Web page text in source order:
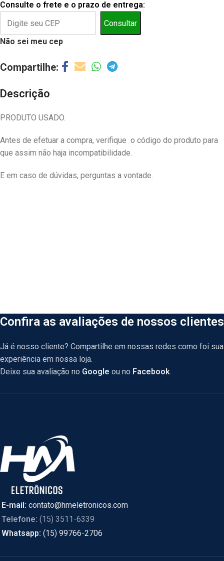
Consulte o frete e o prazo de entrega:
Consultar
Não sei meu cep
Descrição
PRODUTO USADO.
Antes de efetuar a compra, verifique o código do produto para
que assim não haja incompatibilidade.
E em caso de dúvidas, perguntas a vontade.
Confira as avaliações de nossos clientes
Já é nosso cliente? Compartilhe em nossas redes como foi sua
experiência em nossa loja.
Deixe sua avaliação no Google ou no Facebook.
E-mail: contato@hmeletronicos.com
Telefone: (15) 3511-6339
Whatsapp: (15) 99766-2706